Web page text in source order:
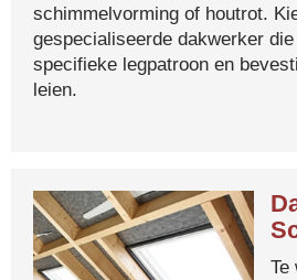
schimmelvorming of houtrot.
gespecialiseerde dakwerker
specifieke legpatroon en
leien.
Te